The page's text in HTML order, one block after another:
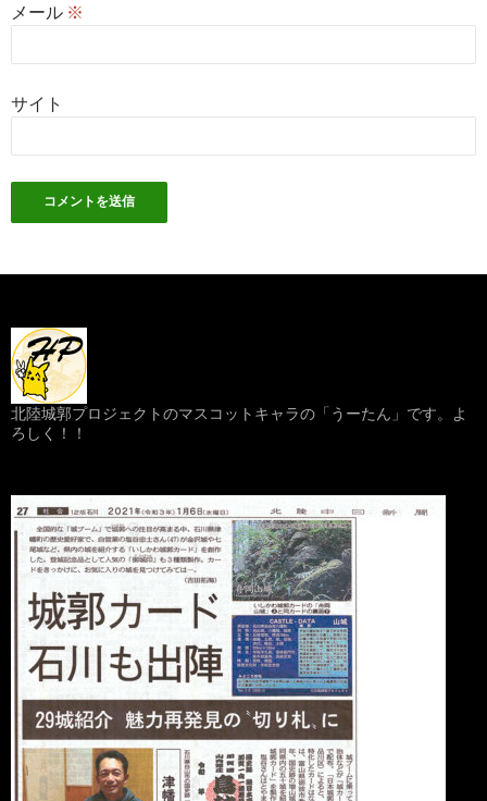
メール ※
サイト
北陸城郭プロジェクトのマスコットキャラの「うーたん」です。よ
ろしく！！